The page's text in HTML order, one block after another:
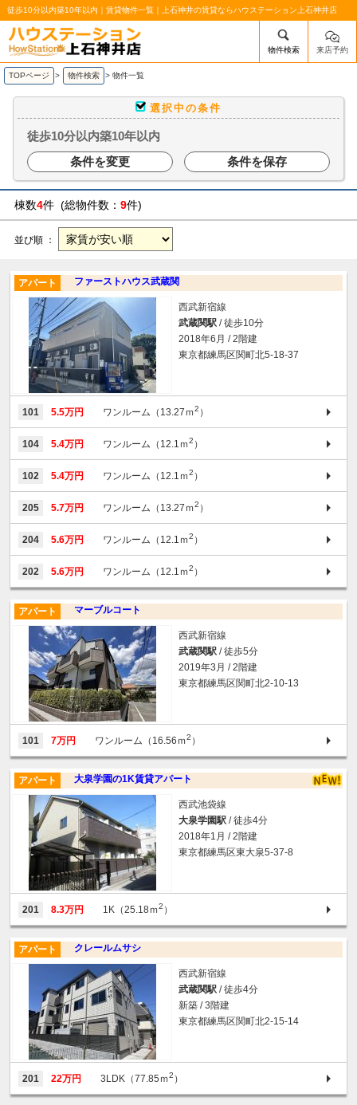
徒歩10分以内築10年以内｜賃貸物件一覧｜上石神井の賃貸ならハウステーション上石神井店
/mobile_img/head-logo.png
物件検索 来店予約
TOPページ > 物件検索 > 物件一覧
選択中の条件
徒歩10分以内築10年以内
条件を変更
条件を保存
棟数4件 (総物件数： 9件)
並び順 ：
ファーストハウス武蔵関
アパート
西武新宿線
武蔵関駅 / 徒歩10分
2018年6月 / 2階建
東京都練馬区関町北5-18-37
101 5.5万円 ワンルーム（13.27ｍ2 ）
104 5.4万円 ワンルーム（12.1ｍ2 ）
102 5.4万円 ワンルーム（12.1ｍ2 ）
205 5.7万円 ワンルーム（13.27ｍ2 ）
204 5.6万円 ワンルーム（12.1ｍ2 ）
202 5.6万円 ワンルーム（12.1ｍ2 ）
マーブルコート
アパート
西武新宿線
武蔵関駅 / 徒歩5分
2019年3月 / 2階建
東京都練馬区関町北2-10-13
101 7万円 ワンルーム（16.56ｍ2 ）
大泉学園の1K賃貸アパート
アパート
西武池袋線
大泉学園駅 / 徒歩4分
2018年1月 / 2階建
東京都練馬区東大泉5-37-8
201 8.3万円 1K（25.18ｍ2 ）
クレールムサシ
アパート
西武新宿線
武蔵関駅 / 徒歩4分
新築 / 3階建
東京都練馬区関町北2-15-14
201 22万円 3LDK（77.85ｍ2 ）